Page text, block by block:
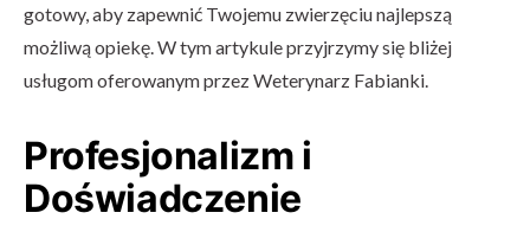
gotowy, aby zapewnić Twojemu zwierzęciu najlepszą
możliwą opiekę. W tym artykule przyjrzymy się bliżej
usługom oferowanym przez Weterynarz Fabianki.
Profesjonalizm i
Doświadczenie